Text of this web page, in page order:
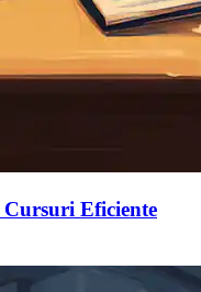
Eficiente